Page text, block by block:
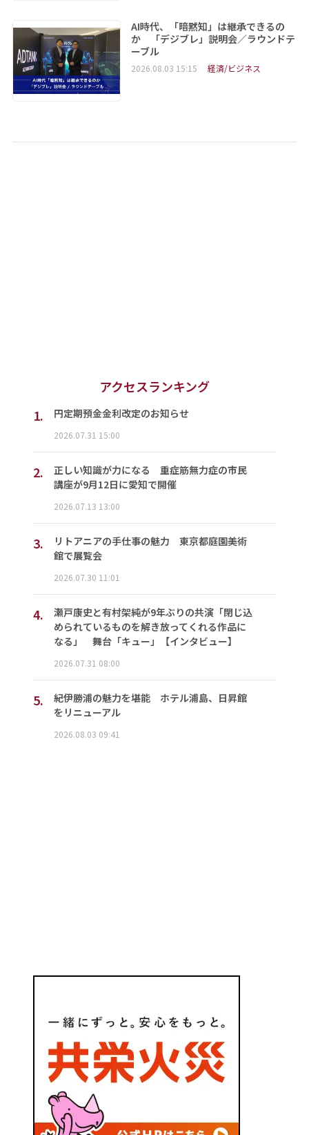
AI時代、「暗黙知」は継承できるの
か 「デジブレ」説明会／ラウンドテ
ーブル
2026.08.03 15:15 経済/ビジネス
アクセスランキング
1.
円定期預金金利改定のお知らせ
2026.07.31 15:00
2.
正しい知識が力になる 重症筋無力症の市民
講座が9月12日に愛知で開催
2026.07.13 13:00
3.
リトアニアの手仕事の魅力 東京都庭園美術
館で展覧会
2026.07.30 11:01
4.
瀬戸康史と有村架純が9年ぶりの共演「閉じ込
められているものを解き放ってくれる作品に
なる」 舞台「キュー」【インタビュー】
2026.07.31 08:00
5.
紀伊勝浦の魅力を堪能 ホテル浦島、日昇館
をリニューアル
2026.08.03 09:41